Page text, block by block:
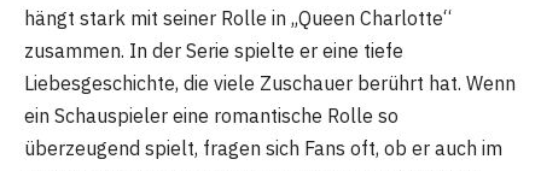
hängt stark mit seiner Rolle in „Queen Charlotte“
zusammen. In der Serie spielte er eine tiefe
Liebesgeschichte, die viele Zuschauer berührt hat. Wenn
ein Schauspieler eine romantische Rolle so
überzeugend spielt, fragen sich Fans oft, ob er auch im